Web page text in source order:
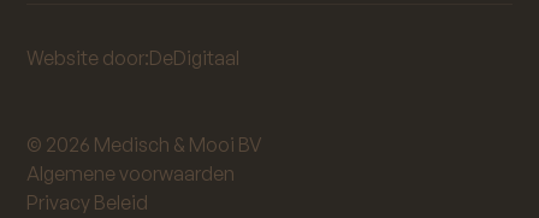
© 2026 Medisch & Mooi BV
Algemene voorwaarden
Privacy Beleid
Website door:DeDigitaal